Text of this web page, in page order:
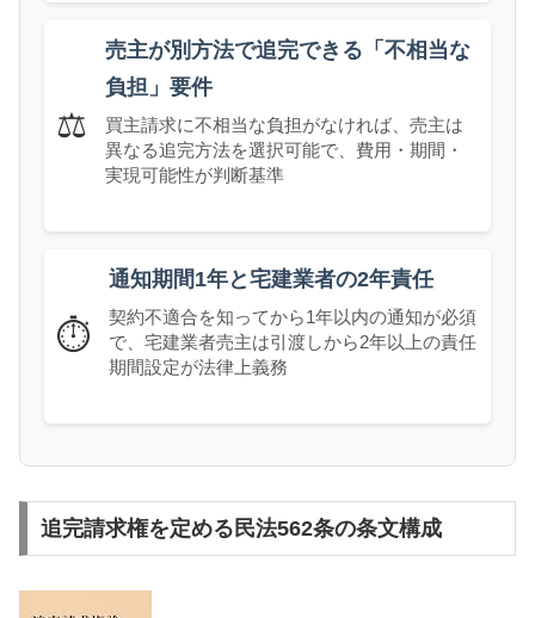
⚖️
売主が別方法で追完できる「不相当な
負担」要件
買主請求に不相当な負担がなければ、売主は
異なる追完方法を選択可能で、費用・期間・
実現可能性が判断基準
⏱️
通知期間1年と宅建業者の2年責任
契約不適合を知ってから1年以内の通知が必須
で、宅建業者売主は引渡しから2年以上の責任
期間設定が法律上義務
追完請求権を定める民法562条の条文構成